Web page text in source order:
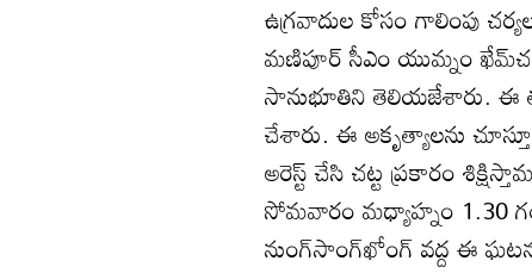
ఉగ్రవాదుల కోసం గాలింపు
మణిపూర్ సీఎం యుమ్నం
సానుభూతిని తెలియజేశారు. ఈ
చేశారు. ఈ అకృత్యాలను
అరెస్ట్ చేసి చట్ట ప్రకారం
సోమవారం మధ్యాహ్నం 1.30
నుంగ్‌సాంగ్‌ఖోంగ్ వద్ద ఈ